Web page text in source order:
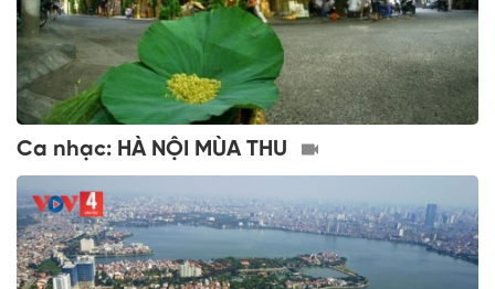
Ca nhạc: HÀ NỘI MÙA THU